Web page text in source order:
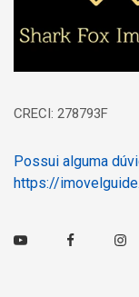
CRECI: 278793F
Possui alguma
https://
Youtube Facebook